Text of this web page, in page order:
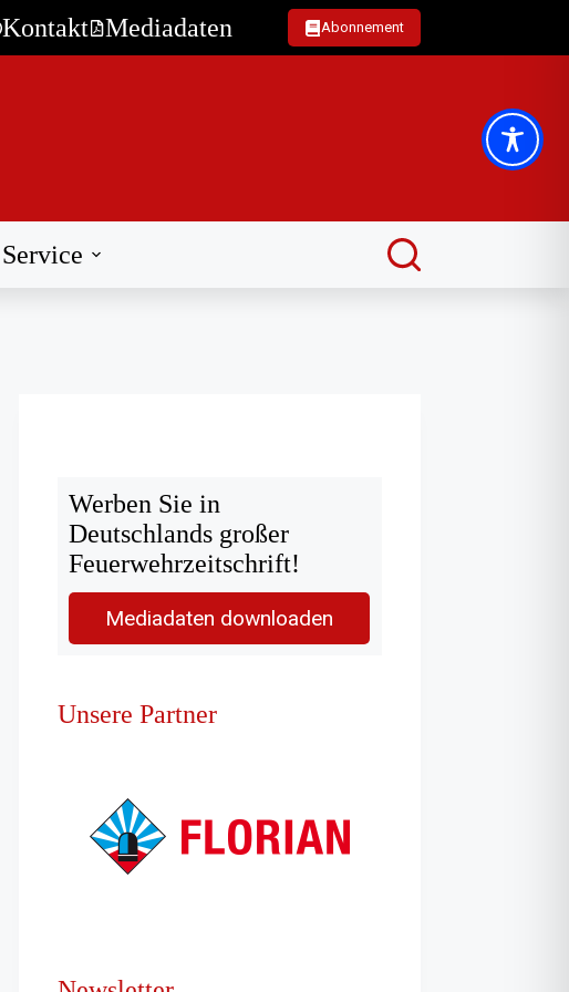
Kontakt Mediadaten Abonnement
Service
Werben Sie in
Deutschlands großer
Feuerwehrzeitschrift!
Mediadaten downloaden
Unsere Partner